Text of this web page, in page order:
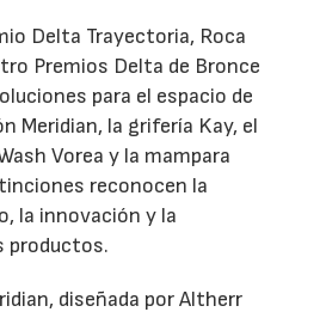
Delta Trayectoria, Roca
Premios Delta de Bronce
para el espacio de
Meridian, la grifería Kay, el
Vorea y la mampara
reconocen la
la innovación y la
productos.
diseñada por Altherr